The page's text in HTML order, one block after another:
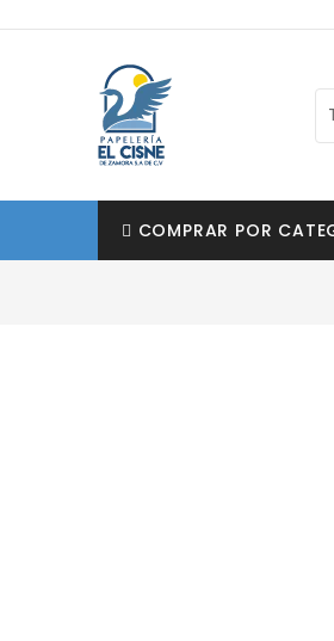
COMPRAR POR